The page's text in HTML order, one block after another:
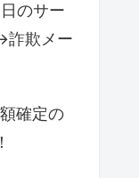
のサー
詐欺メー
確定の